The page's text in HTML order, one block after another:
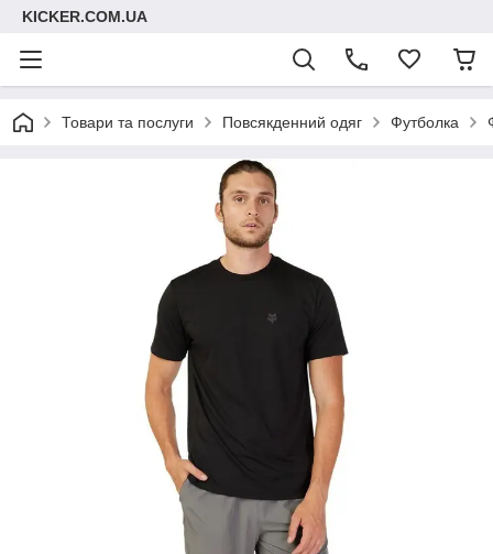
KICKER.COM.UA
Товари та послуги Повсякденний одяг Футболка